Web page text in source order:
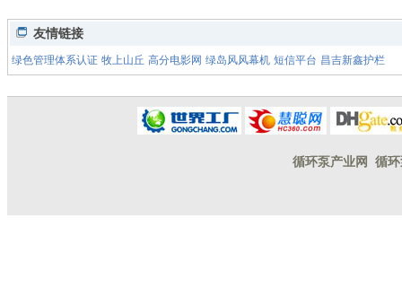
友情链接
绿色管理体系认证 牧上山丘 高分电影网 绿岛风风幕机 短信平台 昌吉新鑫护栏
循环泵产业网 循